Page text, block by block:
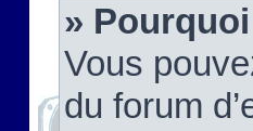
»
Vous
du forum